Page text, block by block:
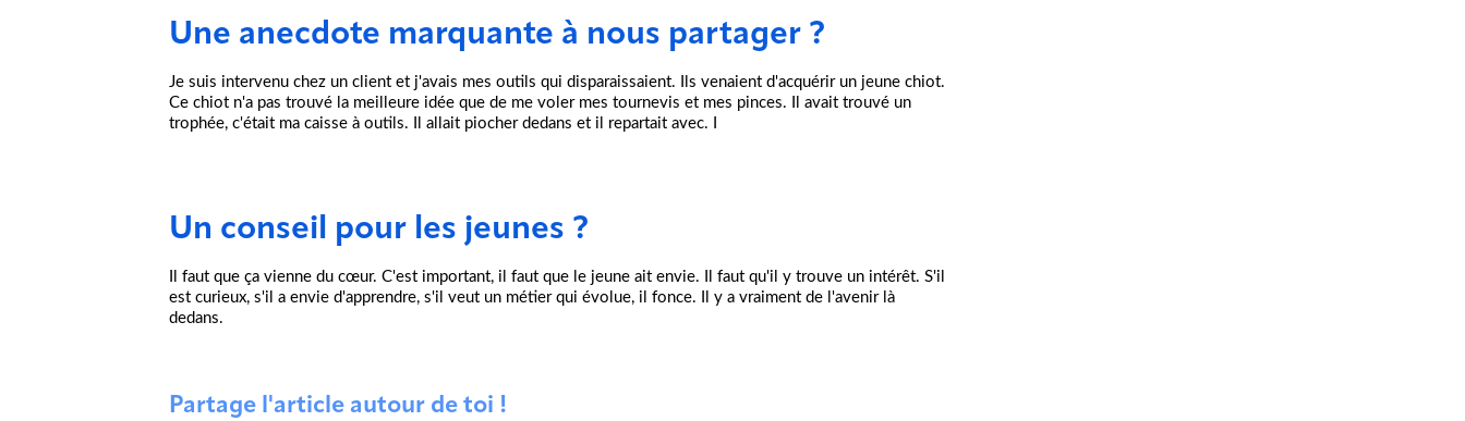
Une anecdote marquante à nous partager ?
Je suis intervenu chez un client et j'avais mes outils qui disparaissaient. Ils venaient d'acquérir un jeune chiot.
Ce chiot n'a pas trouvé la meilleure idée que de me voler mes tournevis et mes pinces. Il avait trouvé un
trophée, c'était ma caisse à outils. Il allait piocher dedans et il repartait avec. I
Un conseil pour les jeunes ?
Il faut que ça vienne du cœur. C'est important, il faut que le jeune ait envie. Il faut qu'il y trouve un intérêt. S'il
est curieux, s'il a envie d'apprendre, s'il veut un métier qui évolue, il fonce. Il y a vraiment de l'avenir là
dedans.
Partage l'article autour de toi !